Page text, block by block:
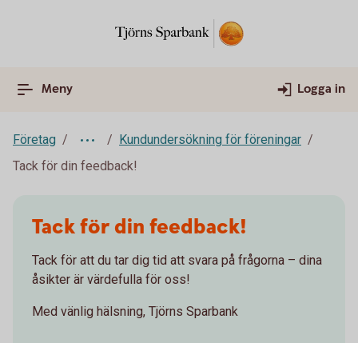
Meny Logga in
Företag
Kundundersökning för föreningar
Tack för din feedback!
Tack för din feedback!
Tack för att du tar dig tid att svara på frågorna – dina
åsikter är värdefulla för oss!
Med vänlig hälsning, Tjörns Sparbank